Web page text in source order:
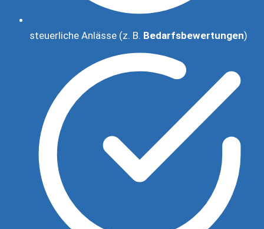
steuerliche Anlässe (z. B. Bedarfsbewertungen)